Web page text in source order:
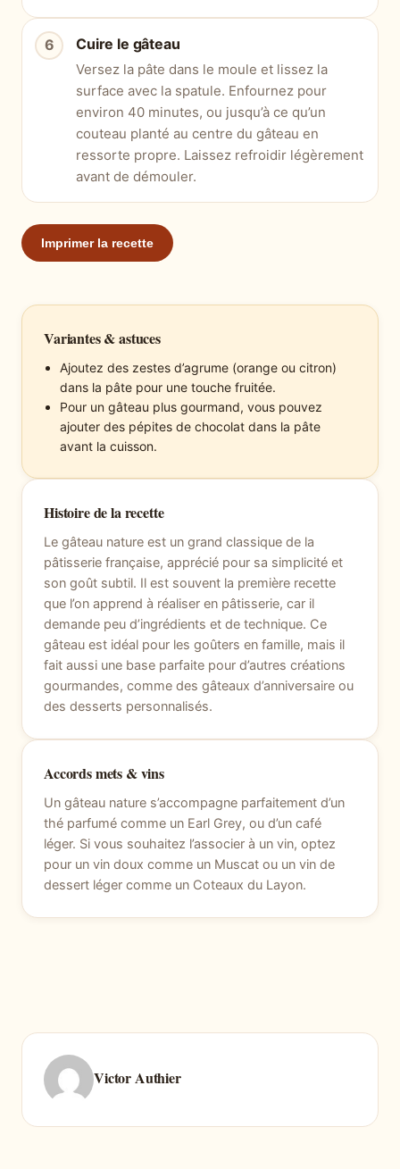
Cuire le gâteau
Versez la pâte dans le moule et lissez la
surface avec la spatule. Enfournez pour
environ 40 minutes, ou jusqu’à ce qu’un
couteau planté au centre du gâteau en
ressorte propre. Laissez refroidir légèrement
avant de démouler.
Imprimer la recette
Variantes & astuces
Ajoutez des zestes d’agrume (orange ou citron)
dans la pâte pour une touche fruitée.
Pour un gâteau plus gourmand, vous pouvez
ajouter des pépites de chocolat dans la pâte
avant la cuisson.
Histoire de la recette
Le gâteau nature est un grand classique de la
pâtisserie française, apprécié pour sa simplicité et
son goût subtil. Il est souvent la première recette
que l’on apprend à réaliser en pâtisserie, car il
demande peu d’ingrédients et de technique. Ce
gâteau est idéal pour les goûters en famille, mais il
fait aussi une base parfaite pour d’autres créations
gourmandes, comme des gâteaux d’anniversaire ou
des desserts personnalisés.
Accords mets & vins
Un gâteau nature s’accompagne parfaitement d’un
thé parfumé comme un Earl Grey, ou d’un café
léger. Si vous souhaitez l’associer à un vin, optez
pour un vin doux comme un Muscat ou un vin de
dessert léger comme un Coteaux du Layon.
Victor Authier